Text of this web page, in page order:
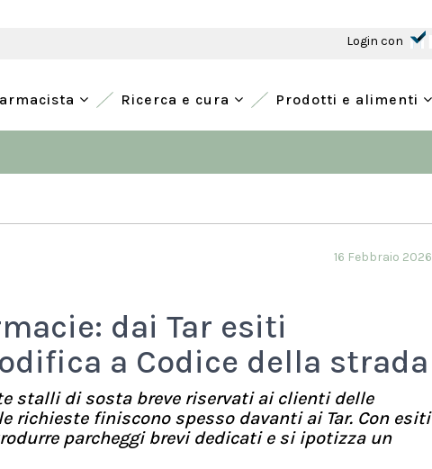
Login con
Ricerca e cura Prodotti e alimenti
16 Febbraio 2026
dai Tar esiti
a Codice della strada
stalli di sosta breve riservati ai clienti delle
richieste finiscono spesso davanti ai Tar. Con esiti
parcheggi brevi dedicati e si ipotizza un